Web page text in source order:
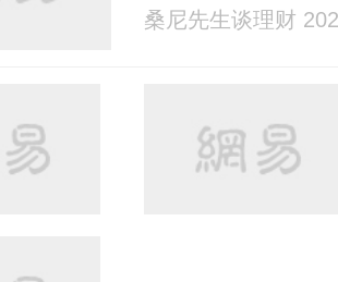
桑尼先生谈理财